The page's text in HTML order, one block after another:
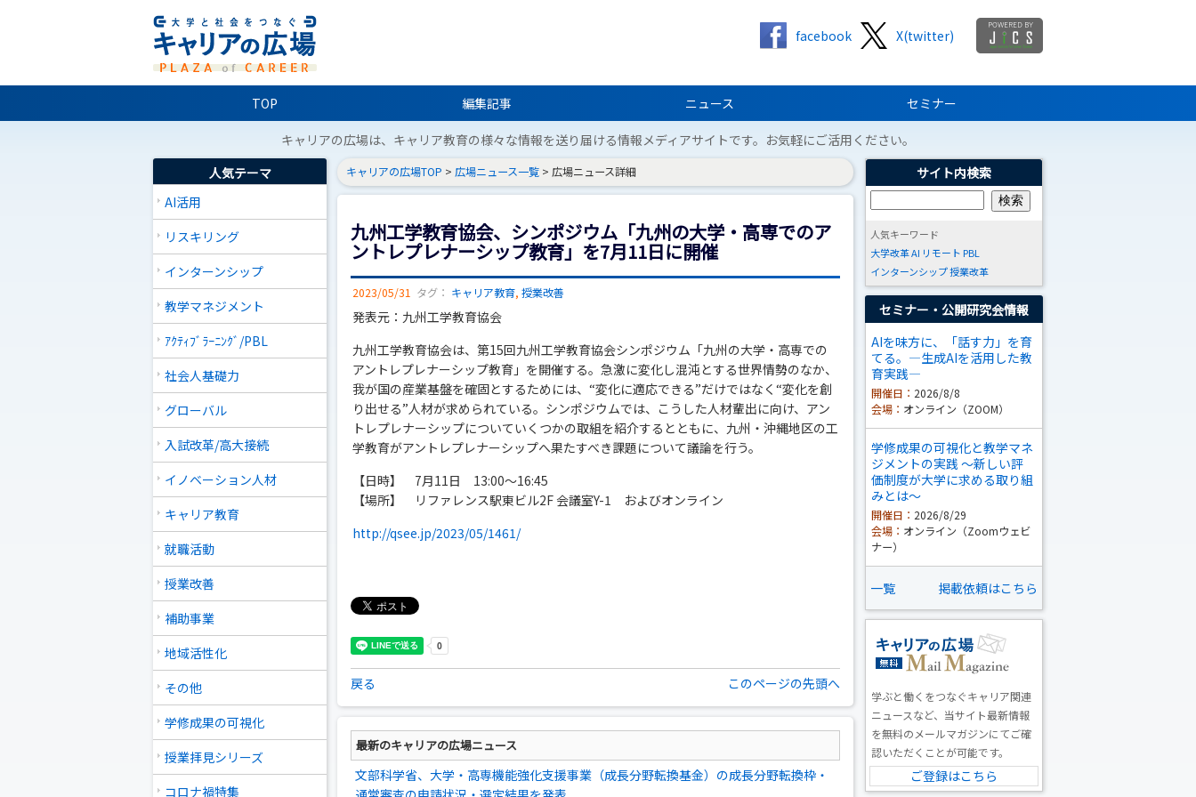
X(twitter)
facebook
TOP 編集記事 ニュース セミナー
キャリアの広場は、キャリア教育の様々な情報を送り届ける情報メディアサイトです。お気軽にご活用ください。
人気テーマ
AI活用
リスキリング
インターンシップ
教学マネジメント
ｱｸﾃｨﾌﾞﾗｰﾆﾝｸﾞ/PBL
社会人基礎力
グローバル
入試改革/高大接続
イノベーション人材
キャリア教育
就職活動
授業改善
補助事業
地域活性化
その他
学修成果の可視化
授業拝見シリーズ
コロナ禍特集
キャリアの広場TOP > 広場ニュース一覧 > 広場ニュース詳細
九州工学教育協会、シンポジウム「九州の大学・高専でのア
ントレプレナーシップ教育」を7月11日に開催
2023/05/31 タグ： キャリア教育, 授業改善
発表元：九州工学教育協会
九州工学教育協会は、第15回九州工学教育協会シンポジウム「九州の大学・高専での
アントレプレナーシップ教育」を開催する。急激に変化し混沌とする世界情勢のなか、
我が国の産業基盤を確固とするためには、“変化に適応できる”だけではなく“変化を創
り出せる”人材が求められている。シンポジウムでは、こうした人材輩出に向け、アン
トレプレナーシップについていくつかの取組を紹介するとともに、九州・沖縄地区の工
学教育がアントレプレナーシップへ果たすべき課題について議論を行う。
【日時】 7月11日 13:00～16:45
【場所】 リファレンス駅東ビル2F 会議室Y-1 およびオンライン
http://qsee.jp/2023/05/1461/
戻る このページの先頭へ
最新のキャリアの広場ニュース
文部科学省、大学・高専機能強化支援事業（成長分野転換基金）の成長分野転換枠・
サイト内検索
人気キーワード
大学改革AI リモート PBL
インターンシップ授業改革
セミナー・公開研究会情報
AIを味方に、「話す力」を育
てる。―生成AIを活用した教
育実践―
開催日： 2026/8/8
会場： オンライン（ZOOM）
学修成果の可視化と教学マネ
ジメントの実践 ～新しい評
価制度が大学に求める取り組
みとは～
開催日： 2026/8/29
会場： オンライン（Zoomウェビ
ナー）
一覧 掲載依頼はこちら
学ぶと働くをつなぐキャリア関連
ニュースなど、当サイト最新情報
を無料のメールマガジンにてご確
認いただくことが可能です。
ご登録はこちら